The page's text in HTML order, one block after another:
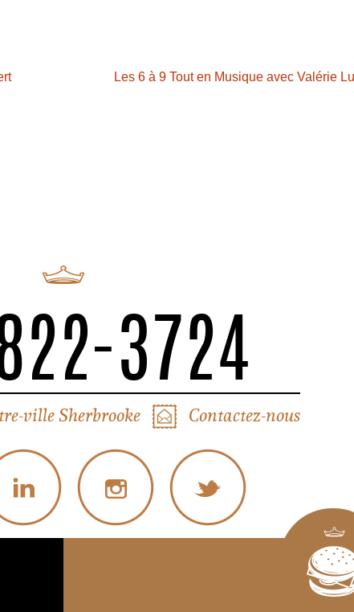
Les 6 à 9 Tout en Musique avec Valérie
3724
ville Sherbrooke Contactez-nous